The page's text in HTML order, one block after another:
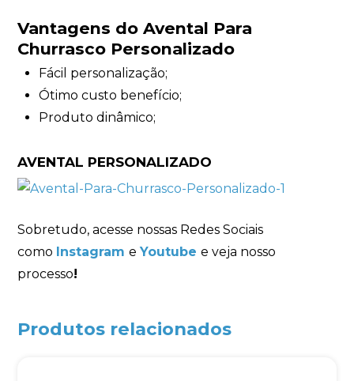
Vantagens do Avental Para
Churrasco Personalizado
Fácil personalização;
Ótimo custo benefício;
Produto dinâmico;
AVENTAL PERSONALIZADO
Sobretudo, acesse nossas Redes Sociais
como Instagram eYoutube e veja nosso
processo!
Produtos relacionados